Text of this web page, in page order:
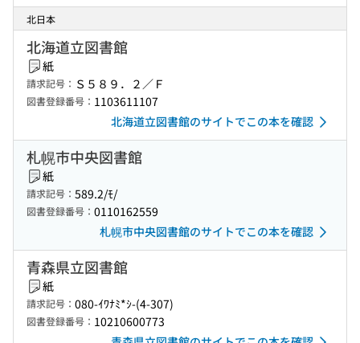
北日本
北海道立図書館
紙
請求記号： Ｓ５８９．２／Ｆ
図書登録番号： 1103611107
北海道立図書館のサイトでこの本を確認
札幌市中央図書館
紙
請求記号： 589.2/ﾓ/
図書登録番号： 0110162559
札幌市中央図書館のサイトでこの本を確認
青森県立図書館
紙
請求記号： 080-ｲﾜﾅﾐ*ｼ-(4-307)
図書登録番号： 10210600773